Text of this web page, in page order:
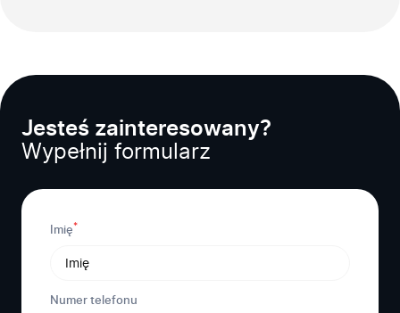
Firma
Branże
Zastosowanie
Jesteś zainteresowany?
Wypełnij formularz
Imię*
Numer telefonu